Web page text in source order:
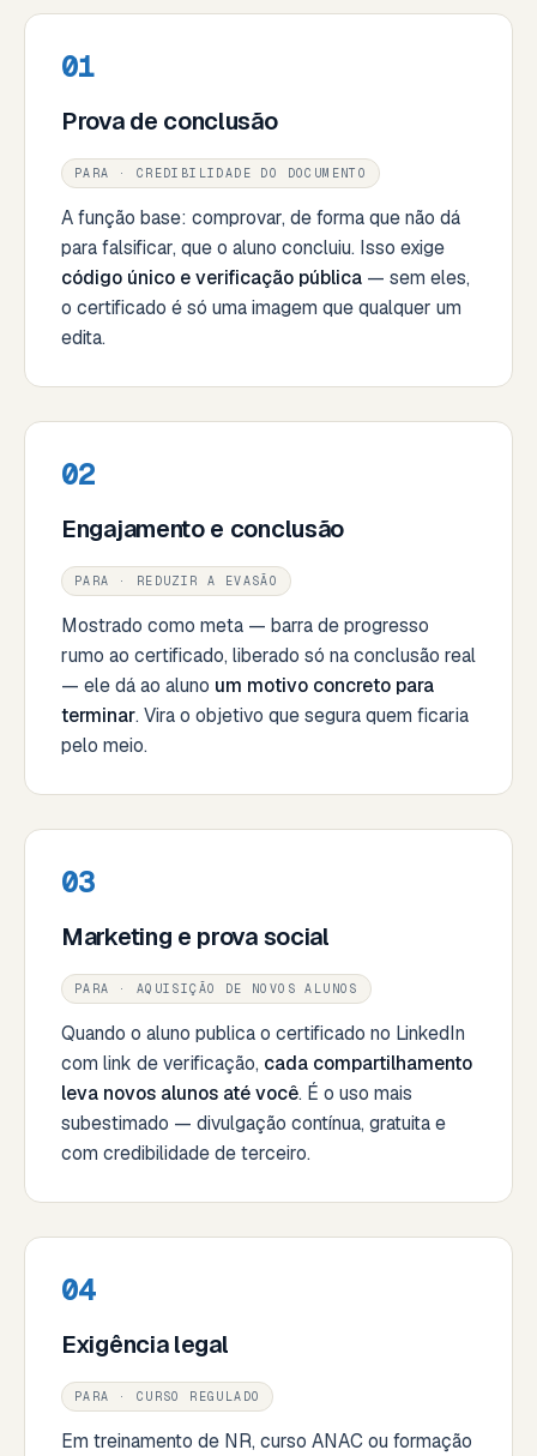
01
Prova de conclusão
PARA · CREDIBILIDADE DO DOCUMENTO
A função base: comprovar, de forma que não dá
para falsificar, que o aluno concluiu. Isso exige
código único e verificação pública — sem eles,
o certificado é só uma imagem que qualquer um
edita.
02
Engajamento e conclusão
PARA · REDUZIR A EVASÃO
Mostrado como meta — barra de progresso
rumo ao certificado, liberado só na conclusão real
— ele dá ao aluno um motivo concreto para
terminar. Vira o objetivo que segura quem ficaria
pelo meio.
03
Marketing e prova social
PARA · AQUISIÇÃO DE NOVOS ALUNOS
Quando o aluno publica o certificado no LinkedIn
com link de verificação, cada compartilhamento
leva novos alunos até você. É o uso mais
subestimado — divulgação contínua, gratuita e
com credibilidade de terceiro.
04
Exigência legal
PARA · CURSO REGULADO
Em treinamento de NR, curso ANAC ou formação